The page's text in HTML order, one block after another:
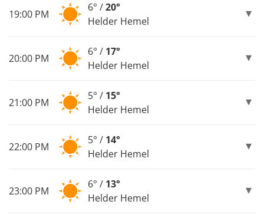
19:00 PM
6° /20°
Helder Hemel
20:00 PM
6° / 17°
Helder Hemel
21:00 PM
5° / 15°
Helder Hemel
22:00 PM
5° / 14°
Helder Hemel
23:00 PM
6° / 13°
Helder Hemel